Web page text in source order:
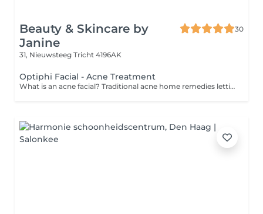
Beauty & Skincare by
Janine
30
31, Nieuwsteeg Tricht 4196AK
Optiphi Facial - Acne Treatment
What is an acne facial? Traditional acne home remedies letting you down? Trust in the professionals to use expertise and advanced techniques to reduce acne breakouts and calm inflamed skin. What can I expect? Acne facials usually begin with a consultation with a trained dermatologist. Typically, your face will be thoroughly cleansed, exfoliated and dirt and debris will be extracted from clogged pores. Products such as glycolic acid, salicylic acid or facial peels may be used to remove dead skin cells and regenerate the skin's surface. What are the benefits? An acne facial can reduce redness and inflammation and also help prevent future breakouts of acne. You can look forward to improved skin texture, a more even skin tone and, most importantly, increased confidence in your complexion.